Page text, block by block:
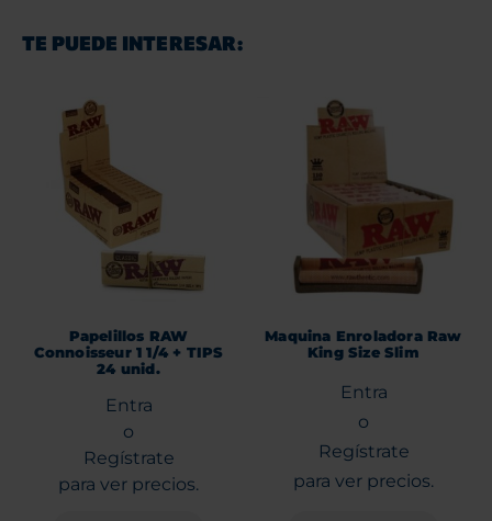
TE PUEDE INTERESAR:
Papelillos RAW
Connoisseur 1 1/4 + TIPS
24 unid.
Entra
o
Regístrate
para ver precios.
Maquina Enroladora Raw
King Size Slim
Entra
o
Regístrate
para ver precios.